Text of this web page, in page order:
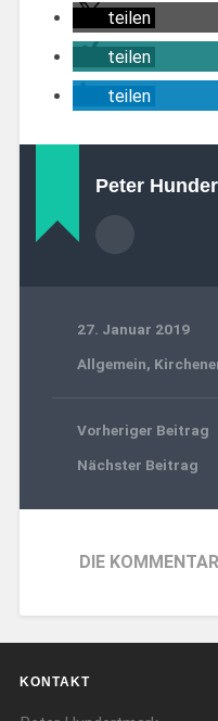
teilen
teilen
teilen
Peter
27. Januar 2019
Allgemein,
Vorheriger Beitrag
Nächster Beitrag
DIE
KONTAKT